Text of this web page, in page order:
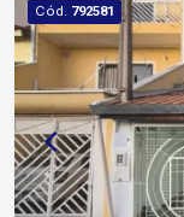
Cód. 792581